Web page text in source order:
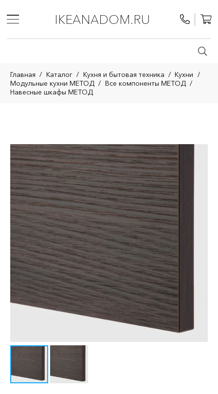
IKEANADOM.RU
Главная / Каталог / Кухня и бытовая техника / Кухни /
Модульные кухни МЕТОД / Все компоненты МЕТОД /
Навесные шкафы МЕТОД